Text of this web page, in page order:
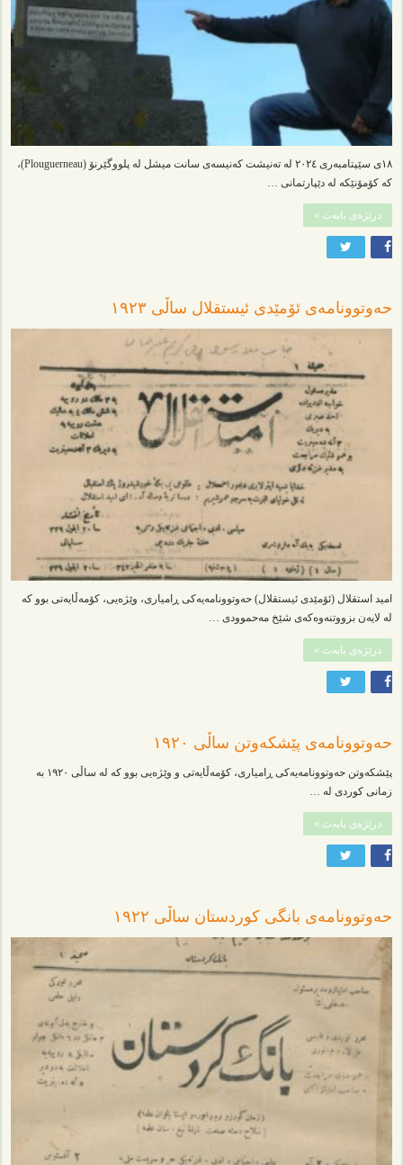
١٨ی سێپتامبەری ٢٠٢٤ لە تەنیشت کەنیسەی سانت میشل لە پلووگێرنۆ (Plouguerneau)،
کە کۆمۆنێکە لە دێپارتمانی …
درێژەی بابەت »
حەوتوونامەی ئۆمێدی ئیستقلال ساڵی ١٩٢٣
امید استقلال (ئۆمێدی ئیستقلال) حەوتوونامەیەکی ڕامیاری، وێژەیی، کۆمەڵایەتی بوو کە
لە لایەن بزووتنەوەکەی شێخ مەحموودی …
درێژەی بابەت »
حەوتوونامەی پێشکەوتن ساڵی ١٩٢٠
پێشکەوتن حەوتوونامەیەکی ڕامیاری، کۆمەڵایەتی و وێژەیی بوو کە لە ساڵی ١٩٢٠ بە
زمانی کوردی لە …
درێژەی بابەت »
حەوتوونامەی بانگی کوردستان ساڵی ١٩٢٢